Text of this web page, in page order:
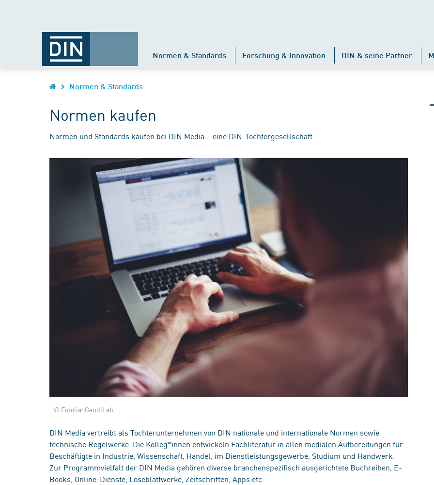
Normen & Standards Forschung & Innovation DIN & seine Partner
Normen & Standards
Normen kaufen
Normen und Standards kaufen bei DIN Media – eine DIN-Tochtergesellschaft
© Fotolia: GaudiLab
DIN Media vertreibt als Tochterunternehmen von DIN nationale und internationale Normen sowie
technische Regelwerke. Die Kolleg*innen entwickeln Fachliteratur in allen medialen Aufbereitungen für
Beschäftigte in Industrie, Wissenschaft, Handel, im Dienstleistungsgewerbe, Studium und Handwerk.
Zur Programmvielfalt der DIN Media gehören diverse branchenspezifisch ausgerichtete Buchreihen, E-
Books, Online-Dienste, Loseblattwerke, Zeitschriften, Apps etc.